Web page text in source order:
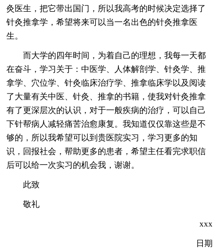
灸医生，把它带出国门，所以我高考的时候决定选择了
针灸推拿学，希望将来可以当一名出色的针灸推拿医
生。
而大学的四年时间，为着自己的理想，我每一天都
在奋斗，学习关于：中医学、人体解剖学、针灸学、推
拿学、穴位学、针灸临床治疗学、推拿临床学以及阅读
了大量有关中医、针灸、推拿的书籍，使我对针灸推拿
有了更深层次的认识，对于一般疾病的治疗，可以自己
下针帮病人减轻痛苦治愈康复。我知道仅仅靠这些是不
够的，所以我希望可以到贵医院实习，学习更多的知
识，回报社会，帮助更多的患者，希望主任看完求职信
后可以给一次实习的机会我，谢谢。
此致
敬礼
xxx
日期